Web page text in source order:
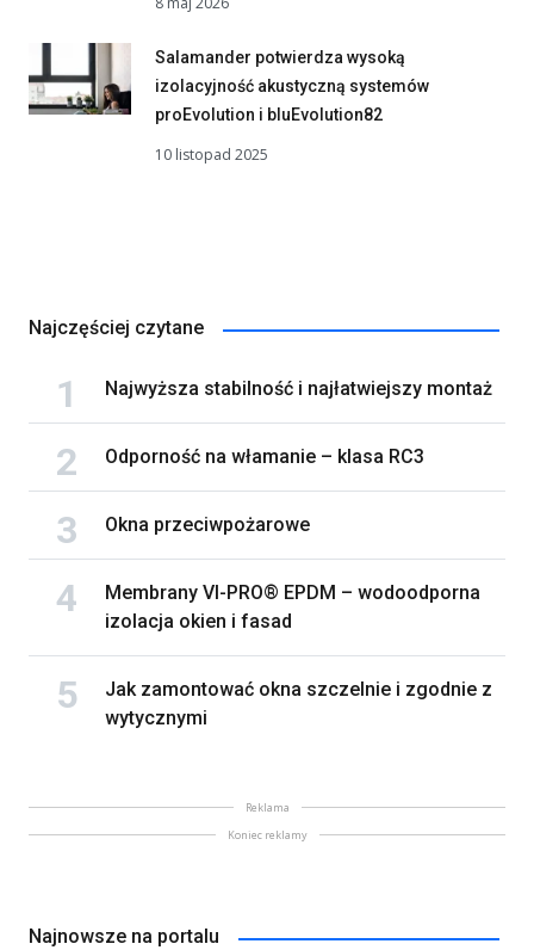
Salamander potwierdza wysoką
izolacyjność akustyczną systemów
proEvolution i bluEvolution82
10 listopad 2025
Najczęściej czytane
Najwyższa stabilność i najłatwiejszy montaż
Odporność na włamanie – klasa RC3
Okna przeciwpożarowe
Membrany VI-PRO® EPDM – wodoodporna
izolacja okien i fasad
Jak zamontować okna szczelnie i zgodnie z
wytycznymi
Reklama
Koniec reklamy
Najnowsze na portalu